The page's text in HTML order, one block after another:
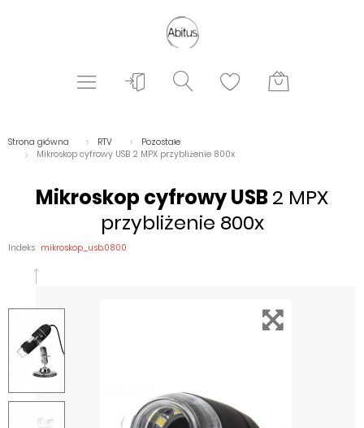
Strona główna RTV
Pozostałe
Mikroskop cyfrowy USB 2 MPX przybliżenie 800x
Mikroskop cyfrowy USB2 MPX
przybliżenie 800x
Indeks mikroskop_usb.0800